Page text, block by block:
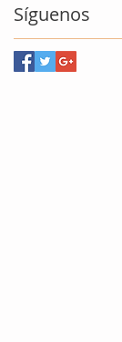
Síguenos